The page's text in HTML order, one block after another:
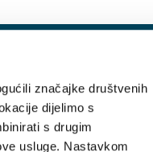
značajke društvenih
dijelimo s
s drugim
usluge. Nastavkom